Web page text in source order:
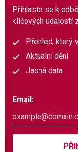
Přihlaste se k
klíčových událostí
Přehled, který
Aktuální dění
Jasná data
Email: